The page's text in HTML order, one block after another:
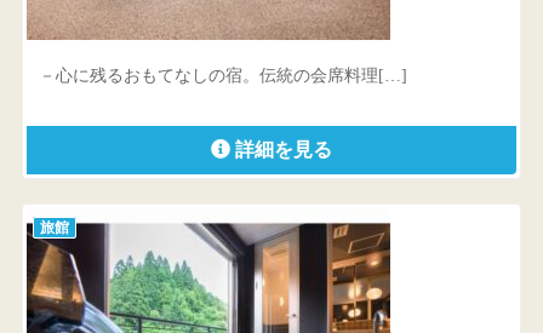
岩手県 花巻市湯本1-125-2
－心に残るおもてなしの宿。伝統の会席料理[…]
詳細を見る
旅館